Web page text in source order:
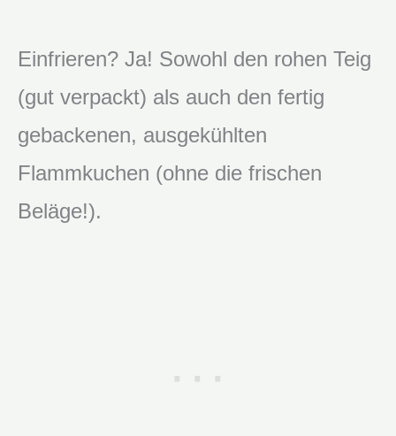
Einfrieren? Ja! Sowohl den rohen Teig
(gut verpackt) als auch den fertig
gebackenen, ausgekühlten
Flammkuchen (ohne die frischen
Beläge!).